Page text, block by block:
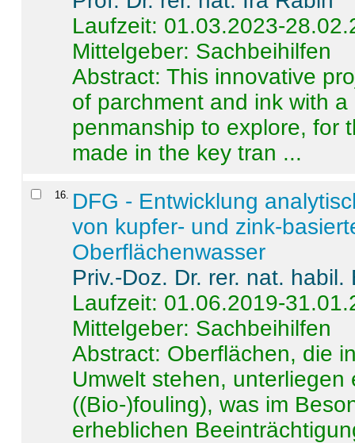
Laufzeit: 01.03.2023-
Mittelgeber: Sachbeihilfen
Abstract:This innovative
of parchment and ink with
penmanship to explore, for
made in the key tran ...
16
DFG - Entwicklung
von kupfer- und zink-
Oberflächenwasser
Priv.-Doz. Dr. rer. nat.
Laufzeit: 01.06.2019-
Mittelgeber: Sachbeihilfen
Abstract: Oberflächen, die
Umwelt stehen,
((Bio-)fouling), was im
erheblichen